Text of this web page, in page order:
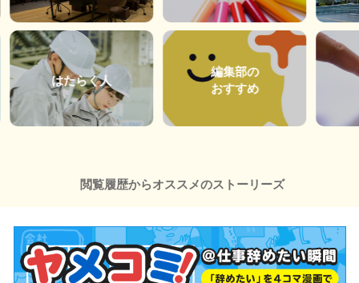
はたらく人
編集部の
おすすめ
閲覧履歴からオススメのストーリーズ